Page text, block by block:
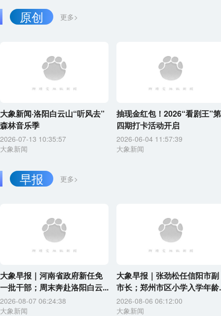
更多>
原创
大象新闻·洛阳白云山“听风去”
森林音乐季
2026-07-13 10:35:57
大象新闻
抽现金红包！2026“看剧王”第
四期打卡活动开启
2026-06-04 11:57:39
大象新闻
更多>
早报
大象早报｜河南省政府新任免
一批干部；周末奔赴洛阳白云...
2026-08-07 06:24:38
大象新闻
大象早报｜张劲松任信阳市副
市长；郑州市区小学入学年龄
2026-08-06 06:12:00
大象新闻